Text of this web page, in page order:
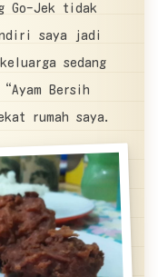
Go-Jek tidak
saya jadi
sedang
Bersih
rumah saya.